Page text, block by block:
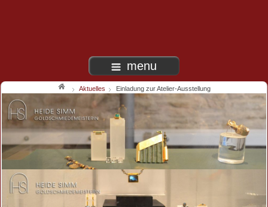
menu
Aktuelles Einladung zur Atelier-Ausstellung